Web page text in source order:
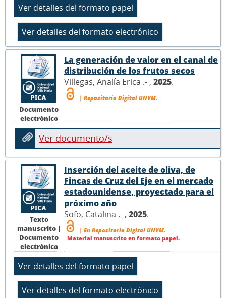
Documento
electrónico
La generación de valor en el canal de
distribución de los frutos secos
Villegas, Analía Erica .- , 2025.
| Repositorio Digital UNVM.
Ver documento/s
Texto
manuscrito |
Documento
electrónico
Inserción del aceite de oliva, de
Fincas de Cruz del Eje en el mercado
estadounidense, proyectado para el
próximo año
Sofo, Catalina .- , 2025.
| En Repositorio Digital UNVM.
Material manuscrito en formato papel.